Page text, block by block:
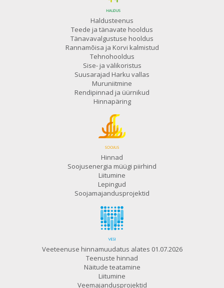
Haldusteenus
Teede ja tänavate hooldus
Tänavavalgustuse hooldus
Rannamõisa ja Korvi kalmistud
Tehnohooldus
Sise- ja välikoristus
Suusarajad Harku vallas
Muruniitmine
Rendipinnad ja üürnikud
Hinnapäring
Hinnad
Soojusenergia müügi piirhind
Liitumine
Lepingud
Soojamajandusprojektid
Veeteenuse hinnamuudatus alates 01.07.2026
Teenuste hinnad
Näitude teatamine
Liitumine
Veemajandusprojektid